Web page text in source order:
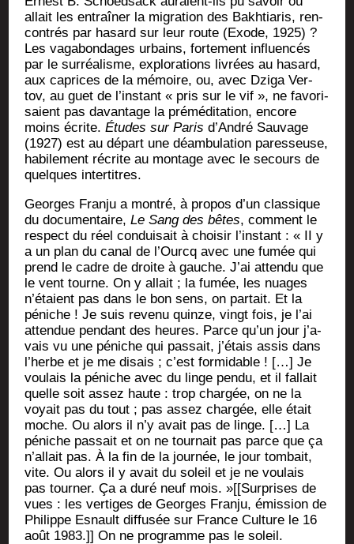
allait les entraî­ner la migra­tion des Bakh­tia­ris, ren­
con­trés par hasard sur leur route (Exode, 1925) ?
Les vaga­bon­dages urbains, for­te­ment influen­cés
par le sur­réa­lisme, explo­ra­tions livrées au hasard,
aux caprices de la mémoire, ou, avec Dzi­ga Ver­
tov, au guet de l’ins­tant « pris sur le vif », ne favo­ri­
saient pas davan­tage la pré­mé­di­ta­tion, encore
moins écrite.Études sur Paris d’An­dré Sau­vage
(1927) est au départ une déam­bu­la­tion pares­seuse,
habi­le­ment récrite au mon­tage avec le secours de
quelques intertitres.
Georges Fran­ju a mon­tré, à pro­pos d’un clas­sique
du docu­men­taire,Le Sang des bêtes, com­ment le
res­pect du réel condui­sait à choi­sir l’ins­tant : « II y
a un plan du canal de l’Ourcq avec une fumée qui
prend le cadre de droite à gauche. J’ai atten­du que
le vent tourne. On y allait ; la fumée, les nuages
n’é­taient pas dans le bon sens, on par­tait. Et la
péniche ! Je suis reve­nu quinze, vingt fois, je l’ai
atten­due pen­dant des heures. Parce qu’un jour j’a­
vais vu une péniche qui pas­sait, j’é­tais assis dans
l’herbe et je me disais ; c’est for­mi­dable ! […] Je
vou­lais la péniche avec du linge pen­du, et il fal­lait
quelle soit assez haute : trop char­gée, on ne la
voyait pas du tout ; pas assez char­gée, elle était
moche. Ou alors il n’y avait pas de linge. […] La
péniche pas­sait et on ne tour­nait pas parce que ça
n’allait pas. À la fin de la jour­née, le jour tom­bait,
vite. Ou alors il y avait du soleil et je ne vou­lais
pas tour­ner. Ça a duré neuf mois. »[[Sur­prises de
vues : les ver­tiges de Georges Fran­ju, émis­sion de
Phi­lippe Esnault dif­fu­sée sur France Culture le 16
août 1983.]] On ne pro­gramme pas le soleil.